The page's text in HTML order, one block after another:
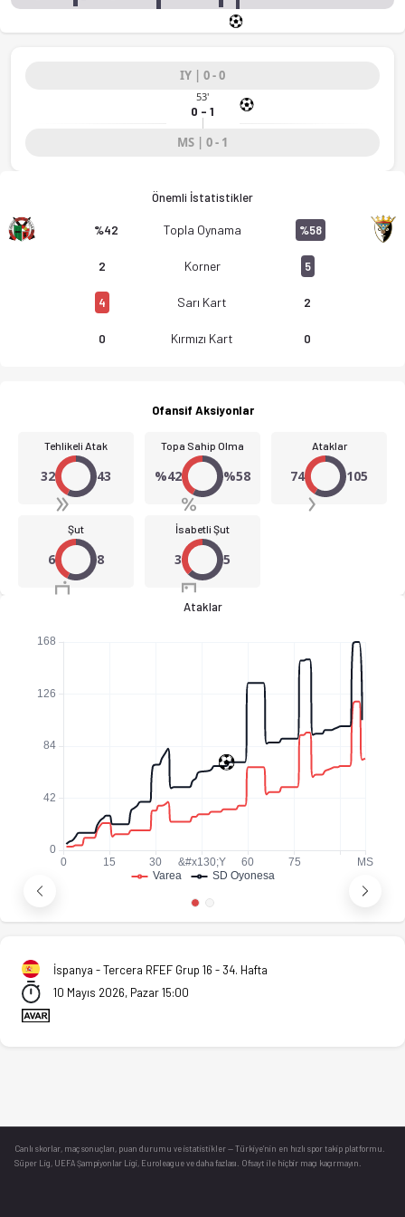
CD Varea - SD Oyonesa 0-1 bitti. Gol anları, kadro,
IY | 0 - 0
53'
0 - 1
MS | 0 - 1
Önemli İstatistikler
%42 Topla Oynama %58
2 Korner 5
4 Sarı Kart 2
0 Kırmızı Kart 0
Ofansif Aksiyonlar
Tehlikeli Atak
32 43
Topa Sahip Olma
%42 %58
Ataklar
74 105
Şut
6 8
İsabetli Şut
3 5
Ataklar
İspanya - Tercera RFEF Grup 16 - 34. Hafta
10 Mayıs 2026, Pazar 15:00
Canlı skorlar , maç sonuçları, puan durumu ve istatistikler — Türkiye’nin en hızlı spor takip platformu.
Süper Lig, UEFA Şampiyonlar Ligi, Euroleague ve daha fazlası. Ofsayt ile hiçbir maçı kaçırmayın.